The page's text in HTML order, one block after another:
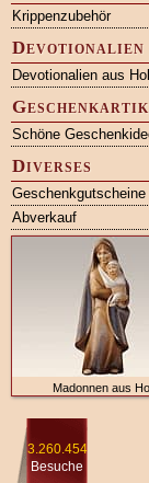
Krippenzubehör
Devotionalien
Devotionalien aus
Schöne
Diverses
Geschenkgutscheine
Abverkauf
Madonnen aus
3.260.454
Besuche